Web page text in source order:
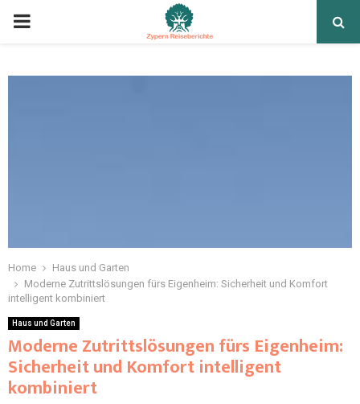
Home
Haus und Garten
Moderne Zutrittslösungen fürs Eigenheim: Sicherheit und Komfort
intelligent kombiniert
Haus und Garten
Moderne Zutrittslösungen fürs Eigenheim:
Sicherheit und Komfort intelligent
kombiniert